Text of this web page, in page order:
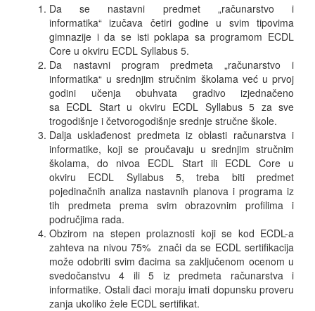
Da se nastavni predmet „računarstvo i
informatika“ izučava četiri godine u svim tipovima
gimnazije i da se isti poklapa sa programom ECDL
Core u okviru ECDL Syllabus 5.
Da nastavni program predmeta „računarstvo i
informatika“ u srednjim stručnim školama već u prvoj
godini učenja obuhvata gradivo izjednačeno
sa ECDL Start u okviru ECDL Syllabus 5 za sve
trogodišnje i četvorogodišnje srednje stručne škole.
Dalja usklađenost predmeta iz oblasti računarstva i
informatike, koji se proučavaju u srednjim stručnim
školama, do nivoa ECDL Start ili ECDL Core u
okviru ECDL Syllabus 5, treba biti predmet
pojedinačnih analiza nastavnih planova i programa iz
tih predmeta prema svim obrazovnim profilima i
područjima rada.
Obzirom na stepen prolaznosti koji se kod ECDL-a
zahteva na nivou 75% znači da se ECDL sertifikacija
može odobriti svim đacima sa zaključenom ocenom u
svedočanstvu 4 ili 5 iz predmeta računarstva i
informatike. Ostali đaci moraju imati dopunsku proveru
zanja ukoliko žele ECDL sertifikat.